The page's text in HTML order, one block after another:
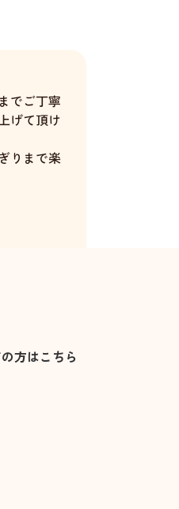
でご丁寧
げて頂け
りまで楽
しませ
た事も
ん。
方はこちら